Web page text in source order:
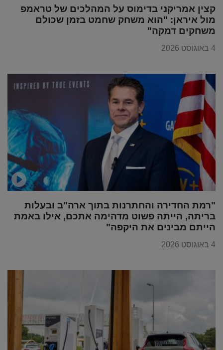
קצין אמריקני בדימוס על המהלכים של טראמפ
מול איראן: "הוא משחק שחמט בזמן שכולם
משחקים דמקה"
4 באוגוסט 2026
"רמת החדירה והחתרנות בתוך ארה"ב ובעלות
בריתה, הייתה פשוט מדהימה אתכם, אילו באמת
הייתם מבינים את היקפה"
4 באוגוסט 2026